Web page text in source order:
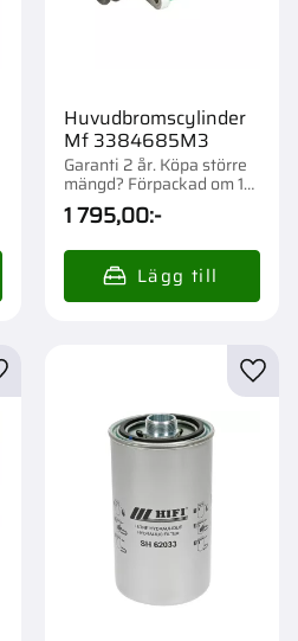
Huvudbromscylinder
Mf 3384685M3
Garanti 2 år. Köpa större
mängd? Förpackad om 1
st.
1 795,00:-
till i favoriter